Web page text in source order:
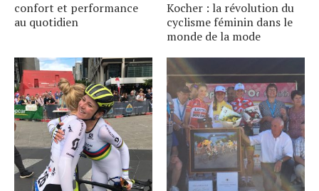
confort et performance
au quotidien
Kocher : la révolution du
cyclisme féminin dans le
monde de la mode